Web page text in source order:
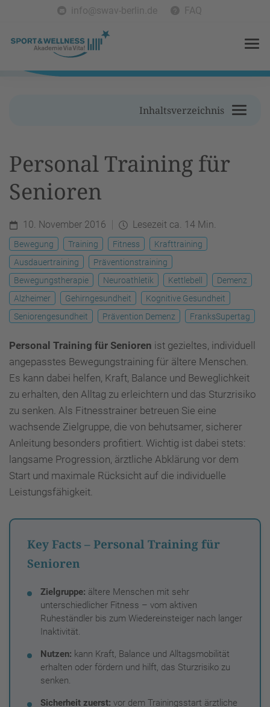
info@swav-berlin.de FAQ
Inhaltsverzeichnis
Personal Training für
Senioren
10. November 2016 Lesezeit ca. 14 Min.
Bewegung Training Fitness
Krafttraining
Ausdauertraining
Präventionstraining
Bewegungstherapie
Neuroathletik Kettlebell
Demenz
Alzheimer
Gehirngesundheit
Kognitive Gesundheit
Seniorengesundheit
Prävention Demenz FranksSupertag
Personal Training für Senioren ist gezieltes, individuell
angepasstes Bewegungstraining für ältere Menschen.
Es kann dabei helfen, Kraft, Balance und Beweglichkeit
zu erhalten, den Alltag zu erleichtern und das Sturzrisiko
zu senken. Als Fitnesstrainer betreuen Sie eine
wachsende Zielgruppe, die von behutsamer, sicherer
Anleitung besonders profitiert. Wichtig ist dabei stets:
langsame Progression, ärztliche Abklärung vor dem
Start und maximale Rücksicht auf die individuelle
Leistungsfähigkeit.
Key Facts – Personal Training für
Senioren
Zielgruppe: ältere Menschen mit sehr
unterschiedlicher Fitness – vom aktiven
Ruheständler bis zum Wiedereinsteiger nach langer
Inaktivität.
Nutzen: kann Kraft, Balance und Alltagsmobilität
erhalten oder fördern und hilft, das Sturzrisiko zu
senken.
Sicherheit zuerst: vor dem Trainingsstart ärztliche